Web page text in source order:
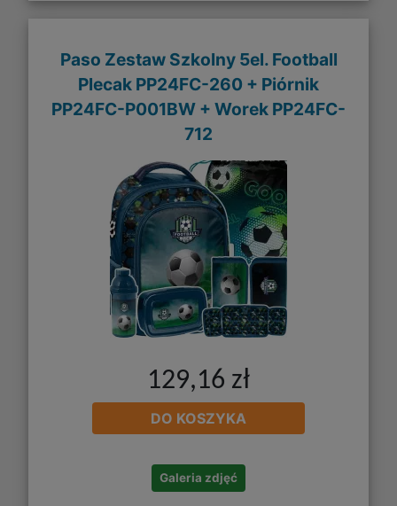
Paso Zestaw Szkolny 5el. Football
Plecak PP24FC-260 + Piórnik
PP24FC-P001BW + Worek PP24FC-
712
129,16 zł
DO KOSZYKA
Galeria zdjęć